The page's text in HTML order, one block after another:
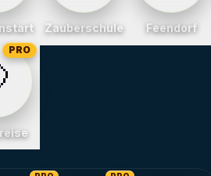
Zauberschule Feendorf
PRO